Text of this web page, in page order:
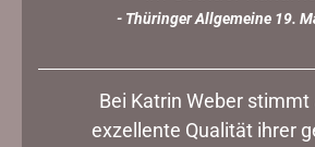
- Thüringer Allgemeine 19.
Bei Katrin Weber stimmt
exzellente Qualität ihrer